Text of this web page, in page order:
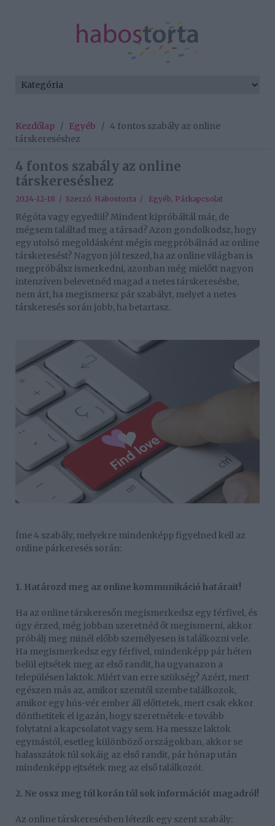
Kezdőlap / Egyéb / 4 fontos szabály az online
társkereséshez
4 fontos szabály az online
társkereséshez
2024-12-18 / Szerző: Habostorta / Egyéb, Párkapcsolat
Régóta vagy egyedül? Mindent kipróbáltál már, de
mégsem találtad meg a társad? Azon gondolkodsz, hogy
egy utolsó megoldásként mégis megpróbálnád az online
társkeresést? Nagyon jól teszed, ha az online világban is
megpróbálsz ismerkedni, azonban még mielőtt nagyon
intenzíven belevetnéd magad a netes társkeresésbe,
nem árt, ha megismersz pár szabályt, melyet a netes
társkeresés során jobb, ha betartasz.
Íme 4 szabály, melyekre mindenképp figyelned kell az
online párkeresés során:
1. Határozd meg az online kommunikáció határait!
Ha az online társkeresőn megismerkedsz egy férfivel, és
úgy érzed, még jobban szeretnéd őt megismerni, akkor
próbálj meg minél előbb személyesen is találkozni vele.
Ha megismerkedsz egy férfivel, mindenképp pár héten
belül ejtsétek meg az első randit, ha ugyanazon a
településen laktok. Miért van erre szükség? Azért, mert
egészen más az, amikor szemtől szembe találkozok,
amikor egy hús-vér ember áll előttetek, mert csak ekkor
dönthetitek el igazán, hogy szeretnétek-e tovább
folytatni a kapcsolatot vagy sem. Ha messze laktok
egymástól, esetleg különböző országokban, akkor se
halasszátok túl sokáig az első randit, pár hónap után
mindenképp ejtsétek meg az első találkozót.
2. Ne ossz meg túl korán túl sok információt magadról!
Az online társkeresésben létezik egy szent szabály: